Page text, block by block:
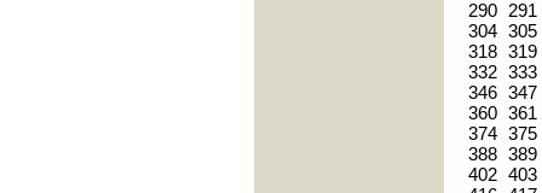
290
291
304 305
318 319
332 333
346 347
360 361
374 375
388 389
402 403